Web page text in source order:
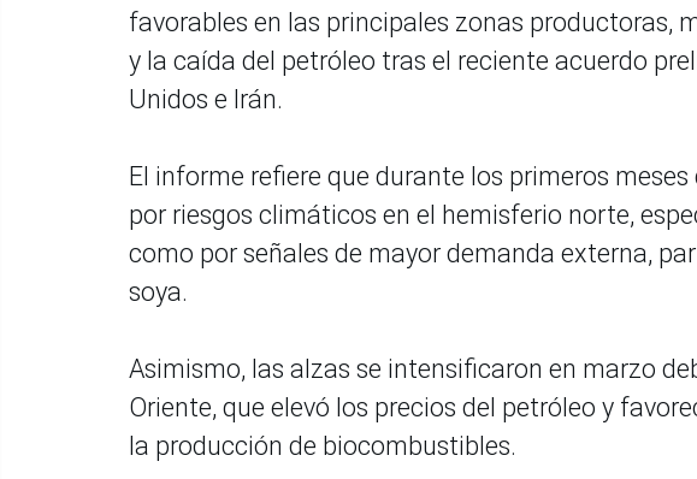
favorables en las principales zonas productoras,
y la caída del petróleo tras el reciente acuerdo
Unidos e Irán.
El informe refiere que durante los primeros
por riesgos climáticos en el hemisferio norte,
como por señales de mayor demanda externa,
soya.
Asimismo, las alzas se intensificaron en marzo
Oriente, que elevó los precios del petróleo y
la producción de biocombustibles.